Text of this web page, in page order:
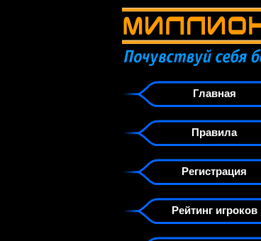
Главная
Правила
Регистрация
Рейтинг игроков